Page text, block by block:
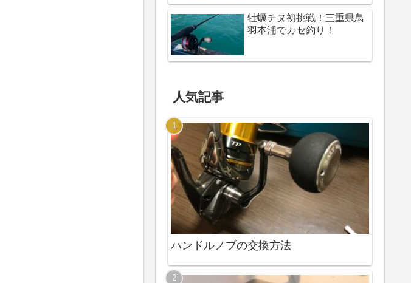
牡蠣チヌ初挑戦！三重県鳥
羽本浦でカセ釣り！
人気記事
ハンドルノブの交換方法